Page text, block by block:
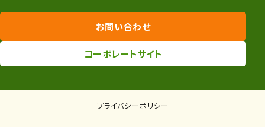
お問い合わせ
コーポレートサイト
プライバシーポリシー